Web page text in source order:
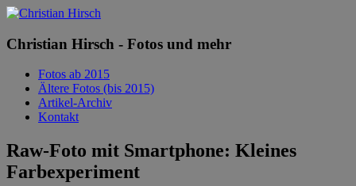
Christian Hirsch - Fotos und mehr
Fotos ab 2015
Ältere Fotos (bis 2015)
Artikel-Archiv
Kontakt
Raw-Foto mit Smartphone: Kleines
Farbexperiment